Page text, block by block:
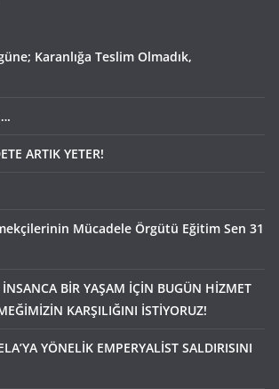
Karanlığa Teslim Olmadık,
ARTIK YETER!
Mücadele Örgütü Eğitim Sen 31
BİR YAŞAM İÇİN BUGÜN HİZMET
KARŞILIĞINI İSTİYORUZ!
YÖNELİK EMPERYALİST SALDIRISINI